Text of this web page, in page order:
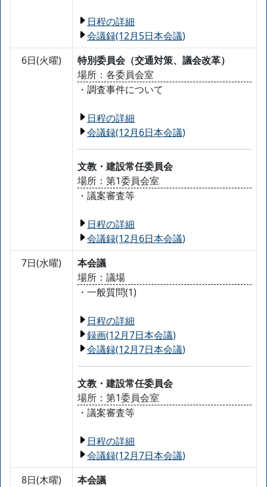
日程の詳細
会議録(12月5日本会議)
6日(火曜)
特別委員会（交通対策、議会改革）
場所：各委員会室
・調査事件について
日程の詳細
会議録(12月6日本会議)
文教・建設常任委員会
場所：第1委員会室
・議案審査等
日程の詳細
会議録(12月6日本会議)
7日(水曜)
本会議
場所：議場
・一般質問(1)
日程の詳細
録画(12月7日本会議)
会議録(12月7日本会議)
文教・建設常任委員会
場所：第1委員会室
・議案審査等
日程の詳細
会議録(12月7日本会議)
8日(木曜)
本会議